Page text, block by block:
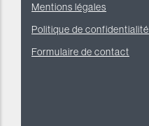
Mentions légales
Politique de confidentialité
Formulaire de contact